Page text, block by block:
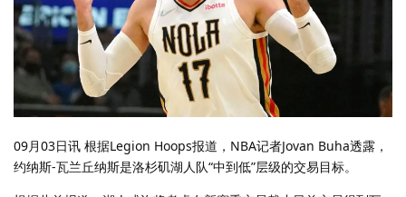
09月03日讯 根据Legion Hoops报道，NBA记者Jovan Buha透露，
约纳斯-瓦兰丘纳斯是洛杉矶湖人队“中到低”层级的交易目标。